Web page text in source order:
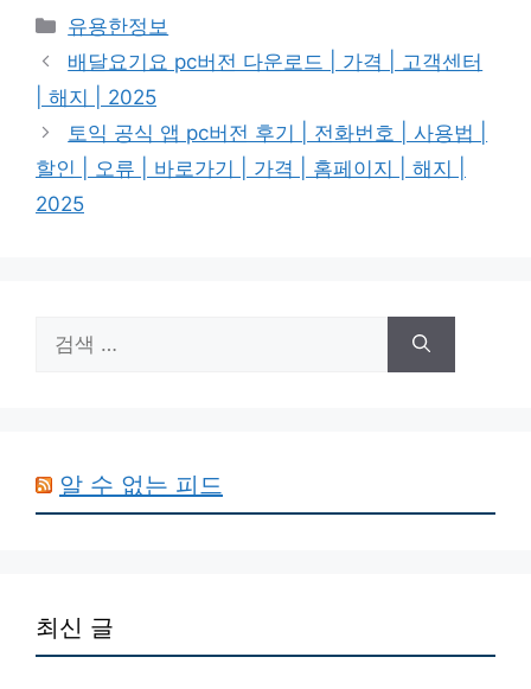
카
테
고
리
유용한정보
배달요기요 pc버전 다운로드 | 가격 | 고객센터
| 해지 | 2025
토익 공식 앱 pc버전 후기 | 전화번호 | 사용법 |
할인 | 오류 | 바로가기 | 가격 | 홈페이지 | 해지 |
2025
색:
알 수 없는 피드
최신 글